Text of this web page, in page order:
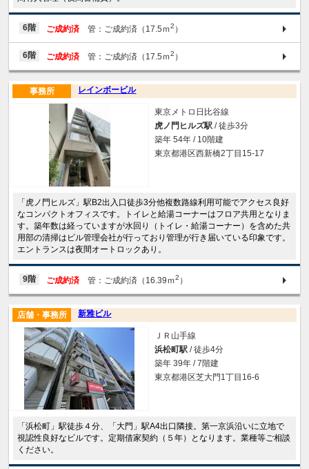
6階 ご成約済 管：ご成約済（17.5ｍ2 ）
6階 ご成約済 管：ご成約済（17.5ｍ2 ）
レインボービル
事務所
東京メトロ日比谷線
虎ノ門ヒルズ駅 / 徒歩3分
築年 54年 / 10階建
東京都港区西新橋2丁目15-17
「虎ノ門ヒルズ」駅B2出入口徒歩3分他複数路線利用可能でアクセス良好
なコンパクトオフィスです。トイレと給湯コーナーはフロア共用となりま
す。築年数は経っていますが水回り（トイレ・給湯コーナー）を含めた共
用部の清掃はビル管理会社が行っており管理が行き届いている印象です。
エントランスは夜間オートロックあり。
9階 ご成約済 管：ご成約済（16.39ｍ2 ）
新雅ビル
店舗・事務所
ＪＲ山手線
浜松町駅 / 徒歩4分
築年 39年 / 7階建
東京都港区芝大門1丁目16-6
「浜松町」駅徒歩４分、「大門」駅A4出口隣接。第一京浜沿いに立地で
視認性良好なビルです。定期借家契約（５年）となります。業種等ご相談
ください。